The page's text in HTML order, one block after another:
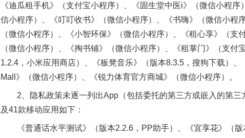
《迪瓜租手机》（支付宝小程序）、《固生堂中医i》（微信小程
信小程序）、《叮叮收书》（微信小程序）、《书嗨》（微信小程
（微信小程序）、《小智环保》（微信小程序）、《租心享》（支
（微信小程序）、《掏书铺》（微信小程序）、《租掌门》（支
1.2.4，小米应用商店）、《板凳音乐》（版本8.3.5，搜狗下载）
Mall》（微信小程序）、《锐力体育官方商城》（微信小程序）。
2、隐私政策未逐一列出App（包括委托的第三方或嵌入的第三
及41款移动应用如下：
《普通话水平测试》（版本2.2.6，PP助手）、《宜享花》（版